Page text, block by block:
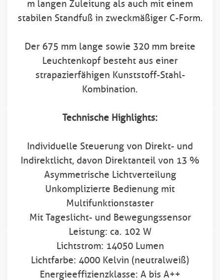
m langen Zuleitung als auch mit einem
stabilen Standfuß in zweckmäßiger C-Form.
Der 675 mm lange sowie 320 mm breite
Leuchtenkopf besteht aus einer
strapazierfähigen Kunststoff-Stahl-
Kombination.
Technische Highlights:
Individuelle Steuerung von Direkt- und
Indirektlicht, davon Direktanteil von 13 %
Asymmetrische Lichtverteilung
Unkomplizierte Bedienung mit
Multifunktionstaster
Mit Tageslicht- und Bewegungssensor
Leistung: ca. 102 W
Lichtstrom: 14050 Lumen
Lichtfarbe: 4000 Kelvin (neutralweiß)
Energieeffizienzklasse: A bis A++